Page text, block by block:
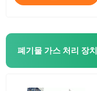
폐기물 가스 처리 장치